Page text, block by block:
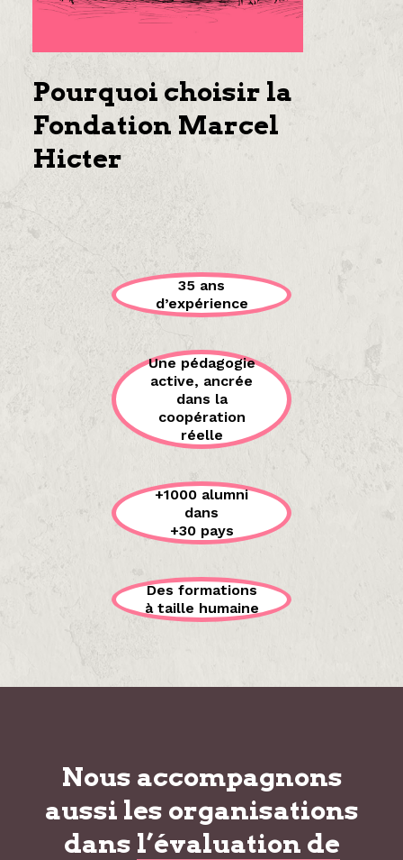
Pourquoi choisir la
Fondation Marcel
Hicter
35 ans
d’expérience
Une pédagogie
active, ancrée
dans la
coopération
réelle
+1000 alumni
dans
+30 pays
Des formations
à taille humaine
Nous accompagnons
aussi les organisations
dans l’évaluation de